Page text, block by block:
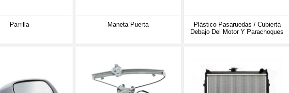
Parrilla Maneta Puerta
Plástico Pasaruedas / Cubierta
Debajo Del Motor Y Parachoques